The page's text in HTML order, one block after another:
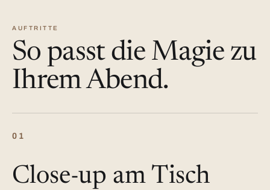
AUFTRITTE
So passt die Magie zu
Ihrem Abend.
01
Close-up am Tisch